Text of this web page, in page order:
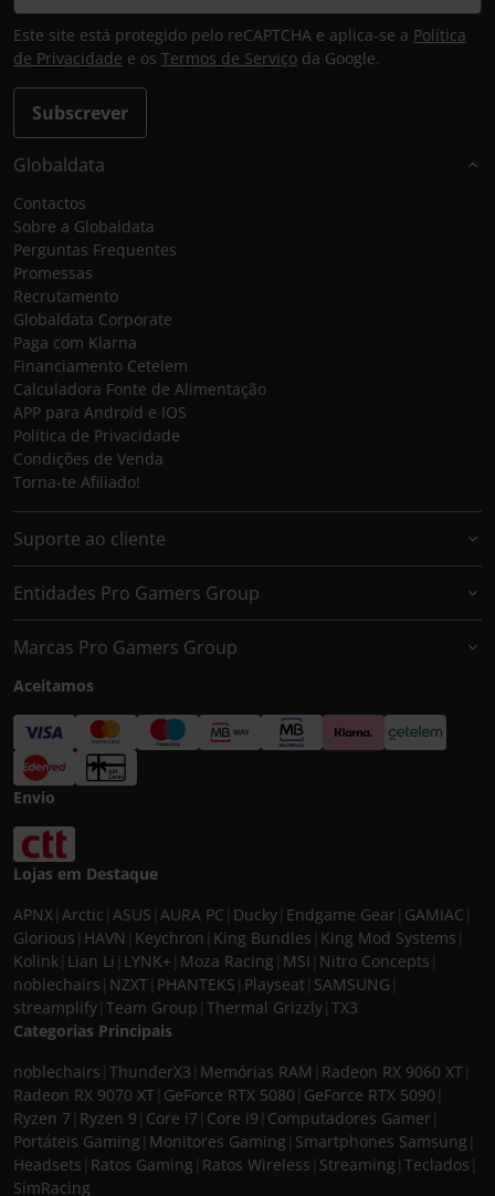
Subscrever
Este site está protegido pelo reCAPTCHA e aplica-se a Política
de Privacidade e os Termos de Serviço da Google.
Globaldata
Contactos
Sobre a Globaldata
Perguntas Frequentes
Promessas
Recrutamento
Globaldata Corporate
Paga com Klarna
Financiamento Cetelem
Calculadora Fonte de Alimentação
APP para Android e IOS
Política de Privacidade
Condições de Venda
Torna-te Afiliado!
Suporte ao cliente
Entidades Pro Gamers Group
Marcas Pro Gamers Group
Aceitamos
Envio
Lojas em Destaque
APNX Arctic ASUS AURA PC Ducky Endgame Gear GAMIAC
Glorious HAVN Keychron King Bundles King Mod Systems
Kolink Lian Li LYNK+ Moza Racing MSI Nitro Concepts
noblechairs NZXT PHANTEKS Playseat SAMSUNG
streamplify Team Group Thermal Grizzly TX3
Categorias Principais
noblechairs ThunderX3 Memórias RAM Radeon RX 9060 XT
Radeon RX 9070 XT GeForce RTX 5080 GeForce RTX 5090
Ryzen 7 Ryzen 9 Core i7 Core i9 Computadores Gamer
Portáteis Gaming Monitores Gaming Smartphones Samsung
Headsets Ratos Gaming Ratos Wireless Streaming Teclados
SimRacing